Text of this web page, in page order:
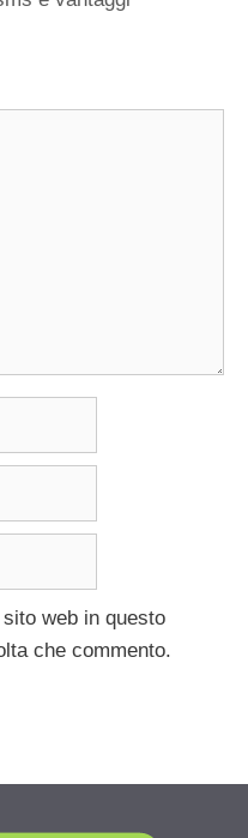
web in questo
che commento.